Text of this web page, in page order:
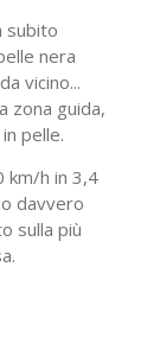
subito
nera
vicino...
zona guida,
pelle.
km/h in 3,4
davvero
sulla più